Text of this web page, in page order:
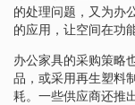
的处理问题，又为办
的应用，让空间在功
办公家具的采购策略
品，或采用再生塑料
耗。一些供应商还推